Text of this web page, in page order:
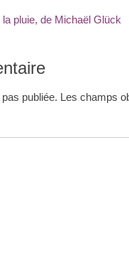
pluie, de Michaël Glück
publiée. Les champs